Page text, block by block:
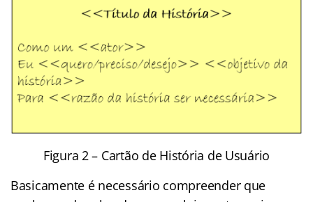
Figura 2 – Cartão de História de Usuário
Basicamente é necessário compreender que